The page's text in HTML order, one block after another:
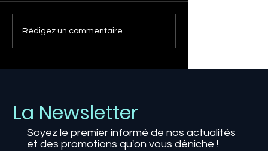
Smartphones et Bien Plus Encore
Rédigez un commentaire...
La Newsletter
Soyez le premier informé de nos actualités
et des promotions qu'on vous déniche !